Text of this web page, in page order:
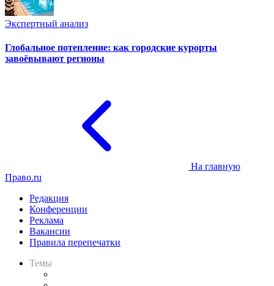
Экспертный анализ
Глобальное потепление: как городские курорты
завоёвывают регионы
На главную
Право.ru
Редакция
Конференции
Реклама
Вакансии
Правила перепечатки
Темы